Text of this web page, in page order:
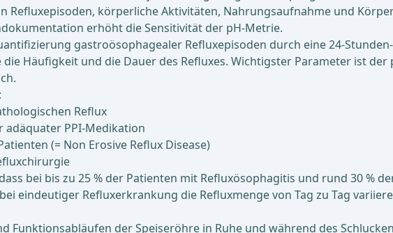
Refluxepisoden, körperliche Aktivitäten, Nahrungsaufnahme und
erhöht die Sensitivität der pH-Metrie.
gastroö­sophagea­ler Re­flu­xe­piso­den durch eine 24-
Häu­fig­keit und die Dauer des Re­flu­xes. Wich­tigs­ter Parameter ist
Reflux
adäquater PPI-Medikation
(= Non Erosive Reflux Disease)
bei bis zu 25 % der Patienten mit Refluxösophagitis und rund 30 %
eindeutiger Refluxerkrankung die Refluxmenge von Tag zu Tag
Funktionsabläu­fen der Spei­seröh­re in Ruhe und während des